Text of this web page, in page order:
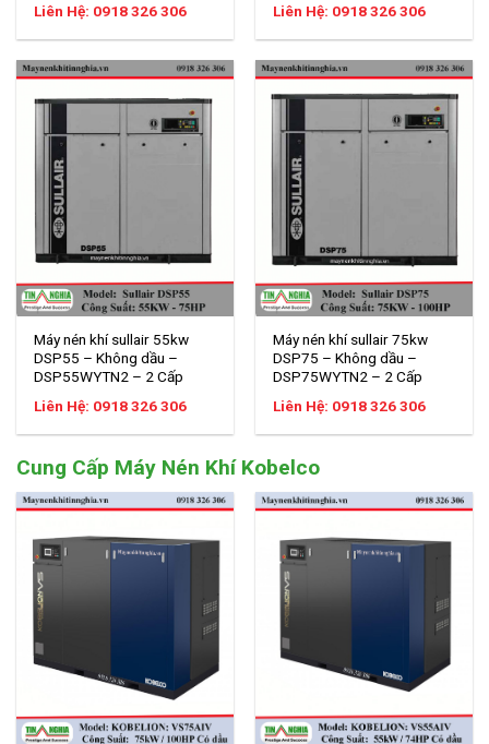
Liên Hệ: 0918 326 306
Liên Hệ: 0918 326 306
Máy nén khí sullair 55kw
DSP55 – Không dầu –
DSP55WYTN2 – 2 Cấp
Liên Hệ: 0918 326 306
Máy nén khí sullair 75kw
DSP75 – Không dầu –
DSP75WYTN2 – 2 Cấp
Liên Hệ: 0918 326 306
Cung Cấp Máy Nén Khí Kobelco